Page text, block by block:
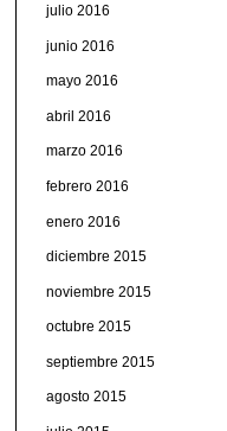
julio 2016
junio 2016
mayo 2016
abril 2016
marzo 2016
febrero 2016
enero 2016
diciembre 2015
noviembre 2015
octubre 2015
septiembre 2015
agosto 2015